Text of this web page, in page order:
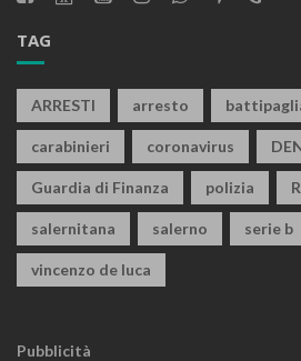
TAG
ARRESTI arresto
carabinieri coronavirus
Guardia di Finanza polizia
salernitana salerno serie b
vincenzo de luca
Pubblicità